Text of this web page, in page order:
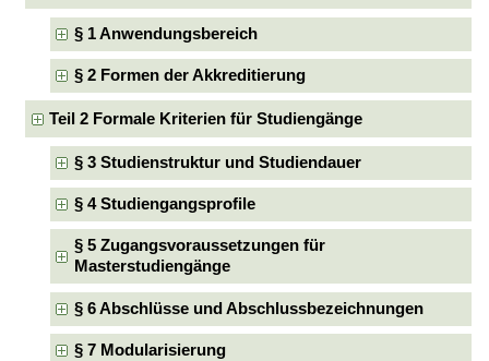
§ 1 Anwendungsbereich
§ 2 Formen der Akkreditierung
Teil 2 Formale Kriterien für Studiengänge
§ 3 Studienstruktur und Studiendauer
§ 4 Studiengangsprofile
§ 5 Zugangsvoraussetzungen für
Masterstudiengänge
§ 6 Abschlüsse und Abschlussbezeichnungen
§ 7 Modularisierung